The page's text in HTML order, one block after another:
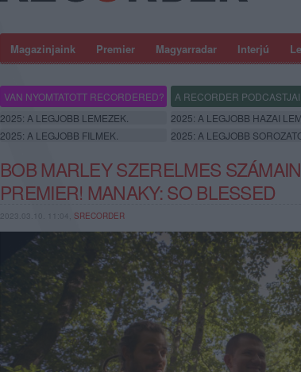
Magazinjaink Premier Magyarradar Interjú
VAN NYOMTATOTT RECORDERED? A RECORDER PODCASTJAI
2025: A LEGJOBB LEMEZEK.
2025: A LEGJOBB HAZAI
2025: A LEGJOBB FILMEK.
2025: A LEGJOBB
BOB MARLEY SZERELMES
PREMIER! MANAKY: SO BLESSED
2023.03.10. 11:04, SRECORDER